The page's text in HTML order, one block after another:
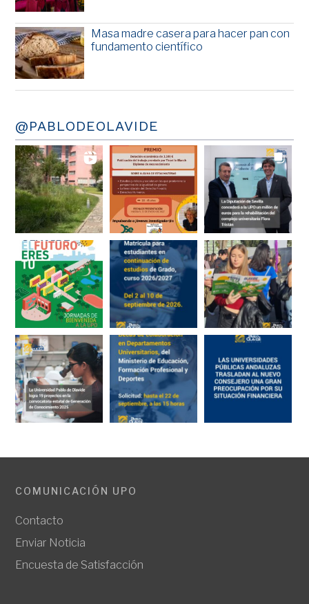
Masa madre casera para hacer pan con
fundamento científico
@PABLODEOLAVIDE
COMUNICACIÓN UPO
Contacto
Enviar Noticia
Encuesta de Satisfacción